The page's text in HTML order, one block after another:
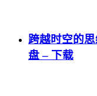
跨越时空的
盘 – 下载